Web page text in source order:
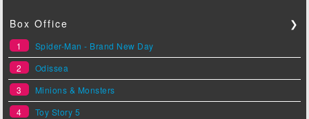
Box Office ❯
1
Spider-Man - Brand New Day
2
Odissea
3
Minions & Monsters
4
Toy Story 5